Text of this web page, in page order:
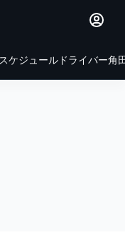
スケジュール ドライバー角